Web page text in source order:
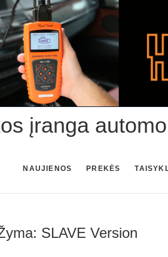
įranga
NAUJIENOS PREKĖS
SLAVE Version